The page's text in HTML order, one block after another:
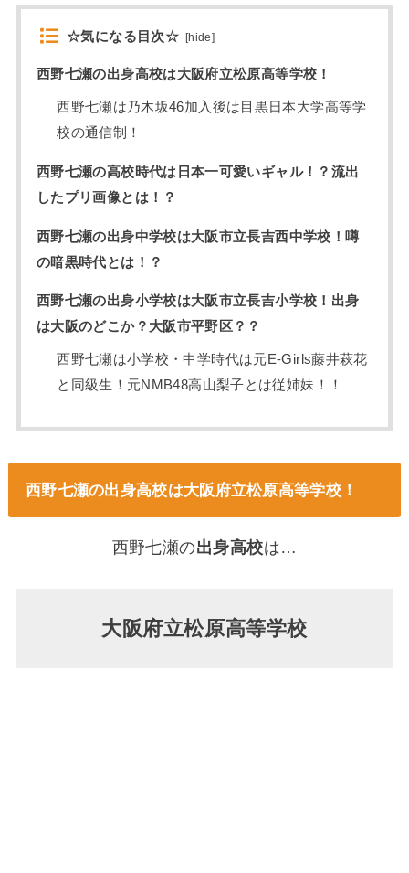
☆気になる目次☆ [hide]
西野七瀬の出身高校は大阪府立松原高等学校！
西野七瀬は乃木坂46加入後は目黒日本大学高等学
校の通信制！
西野七瀬の高校時代は日本一可愛いギャル！？流出
したプリ画像とは！？
西野七瀬の出身中学校は大阪市立長吉西中学校！噂
の暗黒時代とは！？
西野七瀬の出身小学校は大阪市立長吉小学校！出身
は大阪のどこか？大阪市平野区？？
西野七瀬は小学校・中学時代は元E-Girls藤井萩花
と同級生！元NMB48高山梨子とは従姉妹！！
西野七瀬の出身高校は大阪府立松原高等学校！
西野七瀬の出身高校は…
大阪府立松原高等学校